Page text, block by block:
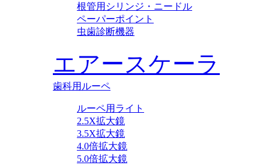
根管用シリンジ・ニードル
ペーパーポイント
虫歯診断機器
エアースケーラ
歯科用ルーペ
ルーペ用ライト
2.5X拡大鏡
3.5X拡大鏡
4.0倍拡大鏡
5.0倍拡大鏡